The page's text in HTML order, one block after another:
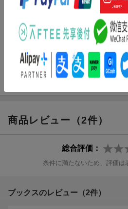
・パリパリ☆キラキラフルーツあめ
・もちもちぷにぷに♪ピザふうじゃがい
など
〇たのしいみためのびっくり
・きってびっくり！フルーツサンド
など
・ころりんかわいい しゅわしゅわラ
など
〇そのたのびっくり
商品レビュー（2件）
総合評価：
条件に満たないため、評価は
ブックスのレビュー（2件）